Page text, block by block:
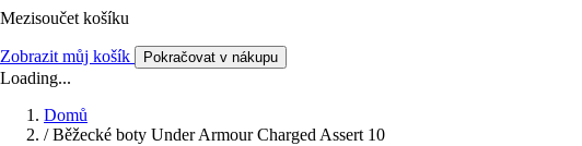
Mezisoučet košíku
Zobrazit můj košík Pokračovat v nákupu
Loading...
Domů
/ Běžecké boty Under Armour Charged Assert 10